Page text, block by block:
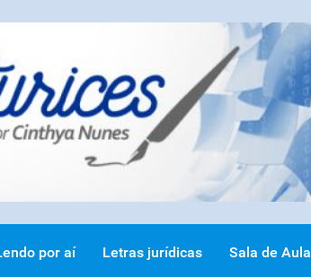
por aí Letras jurídicas Sala de Aula